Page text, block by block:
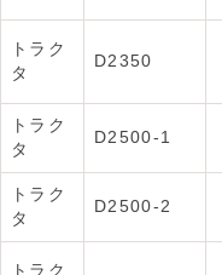
トラク
タ
D2350
トラク
タ
D2500-1
トラク
タ
D2500-2
トラク